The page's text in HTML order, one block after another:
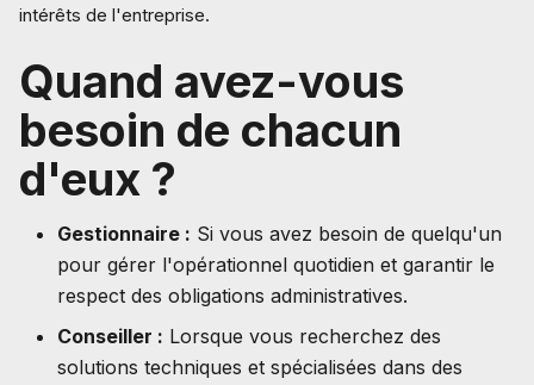
intérêts de l'entreprise.
Quand avez-vous
besoin de chacun
d'eux ?
Gestionnaire : Si vous avez besoin de quelqu'un
pour gérer l'opérationnel quotidien et garantir le
respect des obligations administratives.
Conseiller : Lorsque vous recherchez des
solutions techniques et spécialisées dans des